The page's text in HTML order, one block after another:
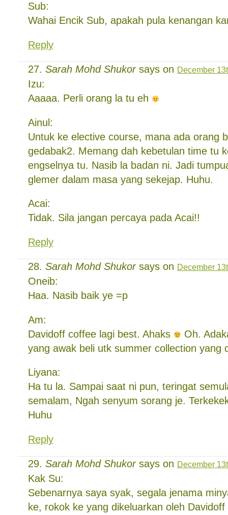
Sub:
Wahai Encik Sub, apakah pula kenangan
Reply
Sarah Mohd Shukorsays on December
Izu:
Aaaaa. Perli orang la tu eh
Ainul:
Untuk ke elective course, mana ada orang
gedabak2. Memang dah kebetulan time tu
engselnya tu. Nasib la badan ni. Jadi
glemer dalam masa yang sekejap. Huhu.
Acai:
Tidak. Sila jangan percaya pada Acai!!
Reply
Sarah Mohd Shukorsays on December
Oneib:
Haa. Nasib baik ye =p
Am:
Davidoff coffee lagi best. Ahaks
Oh.
yang awak beli utk summer collection yang
Liyana:
Ha tu la. Sampai saat ni pun, teringat
semalam, Ngah senyum sorang je.
Huhu
Reply
Sarah Mohd Shukorsays on December
Kak Su:
Sebenarnya saya syak, segala jenama
ke, rokok ke yang dikeluarkan oleh